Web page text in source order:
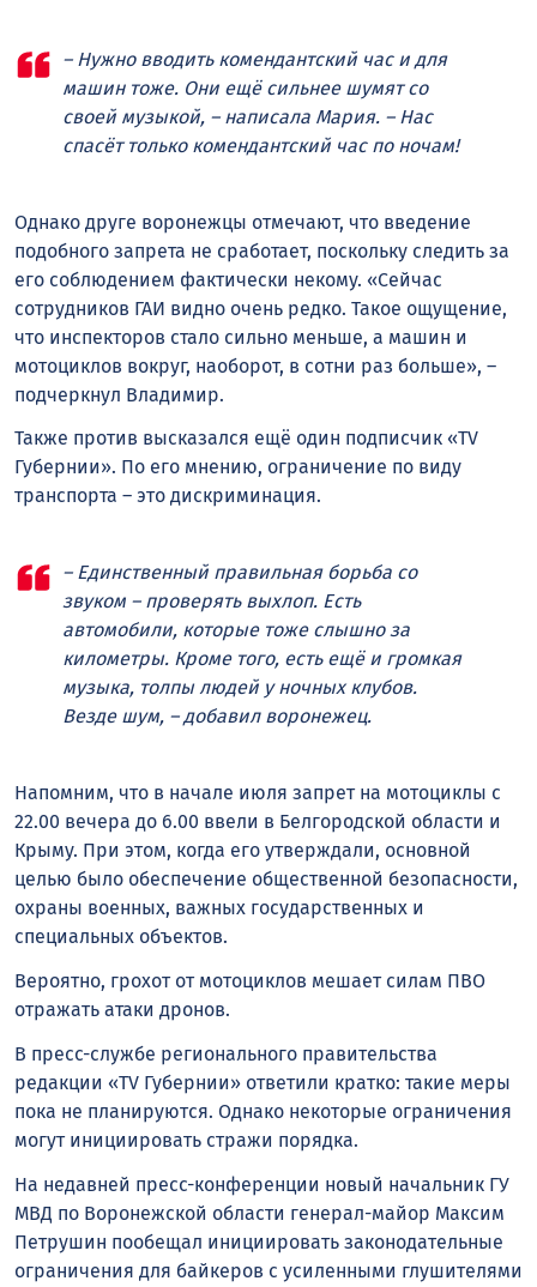
– Нужно вводить комендантский час и для
машин тоже. Они ещё сильнее шумят со
своей музыкой, – написала Мария. – Нас
спасёт только комендантский час по ночам!
Однако друге воронежцы отмечают, что введение
подобного запрета не сработает, поскольку следить за
его соблюдением фактически некому. «Сейчас
сотрудников ГАИ видно очень редко. Такое ощущение,
что инспекторов стало сильно меньше, а машин и
мотоциклов вокруг, наоборот, в сотни раз больше», –
подчеркнул Владимир.
Также против высказался ещё один подписчик «TV
Губернии». По его мнению, ограничение по виду
транспорта – это дискриминация.
– Единственный правильная борьба со
звуком – проверять выхлоп. Есть
автомобили, которые тоже слышно за
километры. Кроме того, есть ещё и громкая
музыка, толпы людей у ночных клубов.
Везде шум, – добавил воронежец.
Напомним, что в начале июля запрет на мотоциклы с
22.00 вечера до 6.00 ввели в Белгородской области и
Крыму. При этом, когда его утверждали, основной
целью было обеспечение общественной безопасности,
охраны военных, важных государственных и
специальных объектов.
Вероятно, грохот от мотоциклов мешает силам ПВО
отражать атаки дронов.
В пресс-службе регионального правительства
редакции «TV Губернии» ответили кратко: такие меры
пока не планируются. Однако некоторые ограничения
могут инициировать стражи порядка.
На недавней пресс-конференции новый начальник ГУ
МВД по Воронежской области генерал-майор Максим
Петрушин пообещал инициировать законодательные
ограничения для байкеров с усиленными глушителями